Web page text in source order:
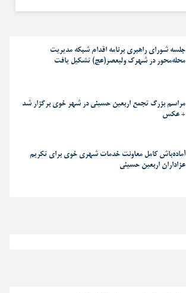
جلسه شورای راهبری برنامه اقدام شبکه مدیریت
محله‌محور در شهرک ولیعصر(عج) تشکیل یافت
مراسم بزرگ تجمع اربعین حسینی در شهر خوی برگزار شد
+ عکس
آماده‌باش کامل معاونت خدمات شهری خوی برای تکریم
عزاداران اربعین حسینی